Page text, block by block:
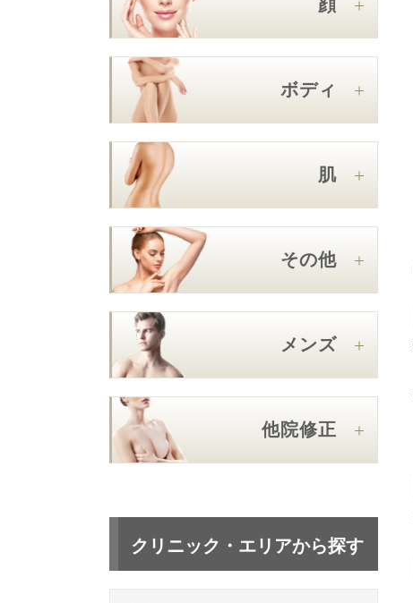
顔
ボディ
肌
その他
メンズ
他院修正
クリニック・エリアから探す